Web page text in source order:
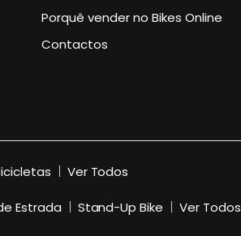
Porquê vender no Bikes Online
Contactos
Ver Todos
Estrada Stand-Up Bike Ver Todos